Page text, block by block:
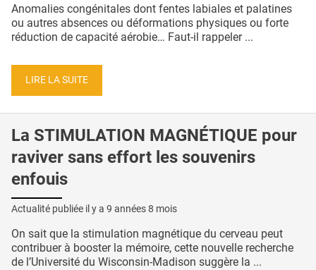
Anomalies congénitales dont fentes labiales et palatines
ou autres absences ou déformations physiques ou forte
réduction de capacité aérobie… Faut-il rappeler ...
LIRE LA SUITE
La STIMULATION MAGNÉTIQUE pour
raviver sans effort les souvenirs
enfouis
Actualité publiée il y a 9 années 8 mois
On sait que la stimulation magnétique du cerveau peut
contribuer à booster la mémoire, cette nouvelle recherche
de l’Université du Wisconsin-Madison suggère la ...